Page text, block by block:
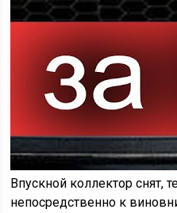
Впускной коллектор снят,
непосредственно к